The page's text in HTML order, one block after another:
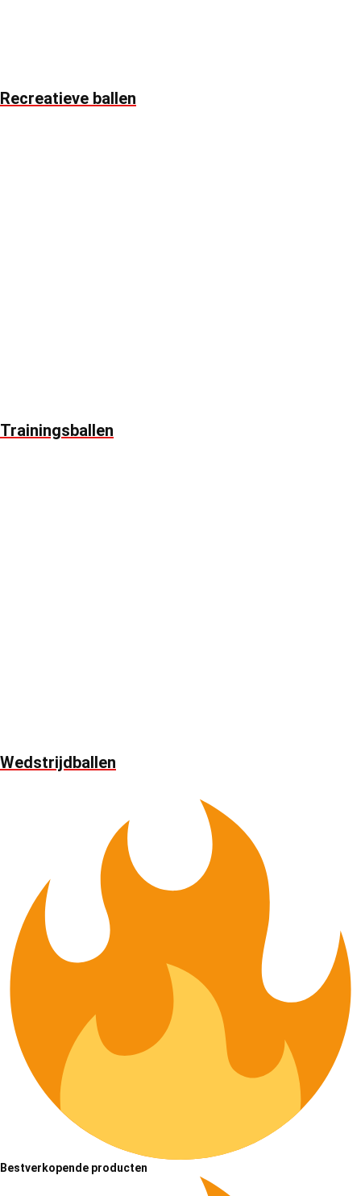
Recreatieve ballen
Trainingsballen
Wedstrijdballen
Bestverkopende producten